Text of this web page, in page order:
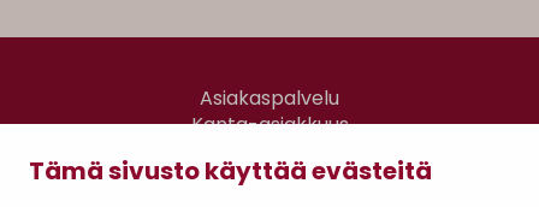
Tämä sivusto käyttää evästeitä
Asiakaspalvelu
Kanta-asiakkuus
Gomee Ratsula Café